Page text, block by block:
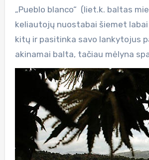
„Pueblo blanco“ (liet.k. baltas
keliautojų nuostabai šiemet labai
kitų ir pasitinka savo lankytojus
akinamai balta, tačiau mėlyna